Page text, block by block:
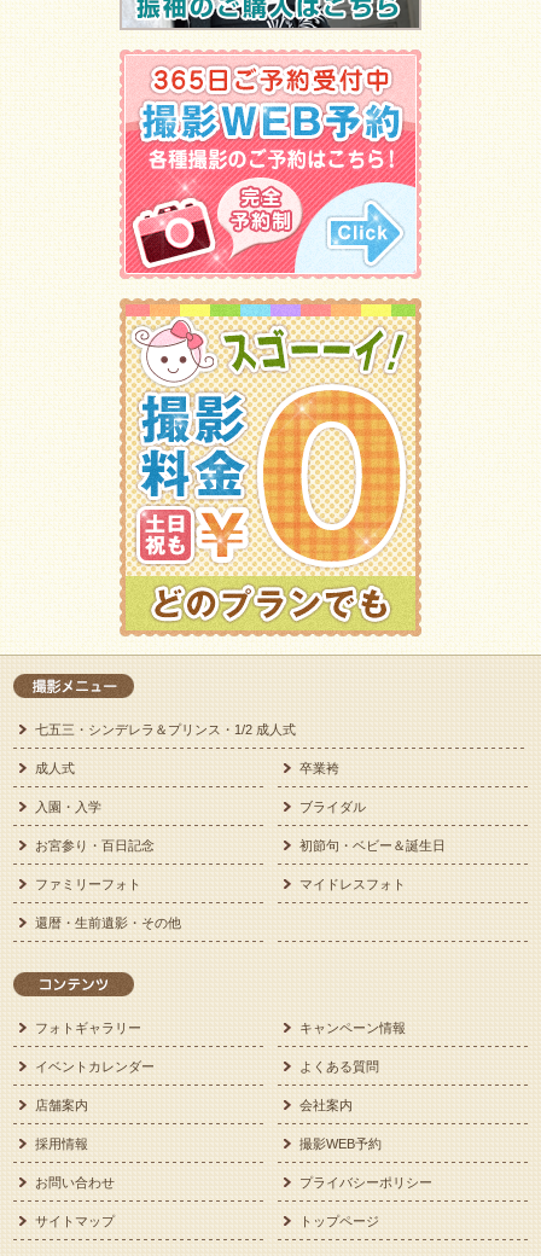
七五三・シンデレラ＆プリンス・1/2 成人式
成人式 卒業袴
入園・入学 ブライダル
お宮参り・百日記念 初節句・ベビー＆誕生日
ファミリーフォト マイドレスフォト
還暦・生前遺影・その他
フォトギャラリー キャンペーン情報
イベントカレンダー よくある質問
店舗案内 会社案内
採用情報 撮影WEB予約
お問い合わせ プライバシーポリシー
サイトマップ トップページ